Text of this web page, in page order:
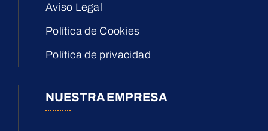
Aviso Legal
Política de Cookies
Política de privacidad
NUESTRA EMPRESA